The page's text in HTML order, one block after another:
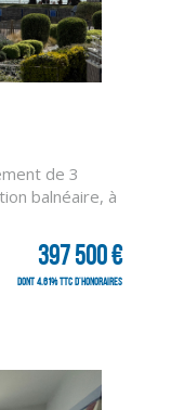
de 3
balnéaire, à
397 500 €
dont 4.61% TTC d'honoraires